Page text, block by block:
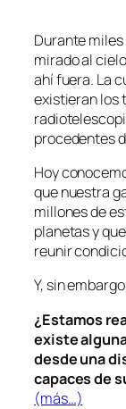
Durante
mirado al
ahí fuera. La
existieran los
procedentes
Hoy
que nuestra
millones de
planetas y
reunir
Y, sin
¿Estamos
existe
desde una
capaces de
(más…)